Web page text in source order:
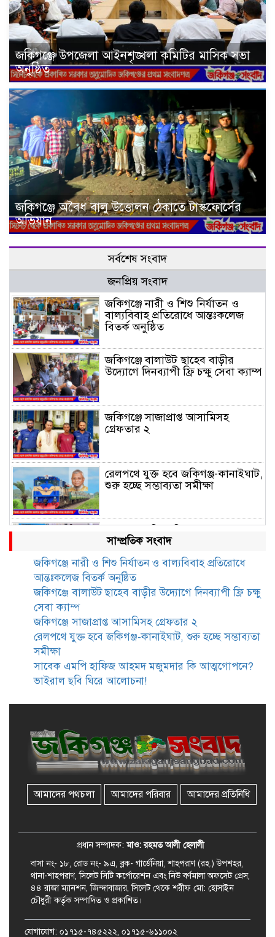
জকিগঞ্জে উপজেলা আইনশৃঙ্খলা কমিটির মাসিক সভা
অনুষ্ঠিত
জকিগঞ্জে অবৈধ বালু উত্তোলন ঠেকাতে টাস্কফোর্সের
অভিযান
সর্বশেষ সংবাদ
জনপ্রিয় সংবাদ
জকিগঞ্জে নারী ও শিশু নির্যাতন ও
বাল্যবিবাহ প্রতিরোধে আন্তঃকলেজ
বিতর্ক অনুষ্ঠিত
জকিগঞ্জে বালাউট ছাহেব বাড়ীর
উদ্যোগে দিনব্যাপী ফ্রি চক্ষু সেবা ক্যাম্প
জকিগঞ্জে সাজাপ্রাপ্ত আসামিসহ
গ্রেফতার ২
রেলপথে যুক্ত হবে জকিগঞ্জ-কানাইঘাট,
শুরু হচ্ছে সম্ভাব্যতা সমীক্ষা
মজুমদার কি আত্মগোপনে? ভাইরাল
ছবি ঘিরে আলোচনা!
ভাতা পেতে টাকা লাগে না, জকিগঞ্জে
সমাজসেবা কর্মকর্তার গুরুত্বপূর্ণ বার্তা
জকিগঞ্জে সরকারি পাঁচ ভাতার আবেদন
জকিগঞ্জে সুরমা নদীর বালুমহালে
সত্যতা মেলেনি
জকিগঞ্জে ৪ হাজার পিস ইয়াবাসহ
একজন গ্রেপ্তার
আসনের এমপি মুফতি আবুল হাসান
সাম্প্রতিক সংবাদ
জকিগঞ্জে নারী ও শিশু নির্যাতন ও বাল্যবিবাহ প্রতিরোধে
আন্তঃকলেজ বিতর্ক অনুষ্ঠিত
জকিগঞ্জে বালাউট ছাহেব বাড়ীর উদ্যোগে দিনব্যাপী ফ্রি চক্ষু
সেবা ক্যাম্প
জকিগঞ্জে সাজাপ্রাপ্ত আসামিসহ গ্রেফতার ২
রেলপথে যুক্ত হবে জকিগঞ্জ-কানাইঘাট, শুরু হচ্ছে সম্ভাব্যতা
সমীক্ষা
সাবেক এমপি হাফিজ আহমদ মজুমদার কি আত্মগোপনে?
ভাইরাল ছবি ঘিরে আলোচনা!
আমাদের পথচলা আমাদের পরিবার আমাদের প্রতিনিধি
প্রধান সম্পাদক:মাও: রহমত আলী হেলালী
বাসা নং- ১৮, রোড নং- ৯এ, ব্লক- গার্ডেনিয়া, শাহপরাণ (রহ.) উপশহর,
থানা-শাহপরাণ, সিলেট সিটি কর্পোরেশন এবং নিউ বর্ণমালা অফসেট প্রেস,
৪৪ রাজা ম্যানশন, জিন্দাবাজার, সিলেট থেকে শরীফ মো: হোসাইন
চৌধুরী কর্তৃক সম্পাদিত ও প্রকাশিত।
যোগাযোগ: ০১৭১৫-৭৪৫২২২, ০১৭১৫-৬১১০০২